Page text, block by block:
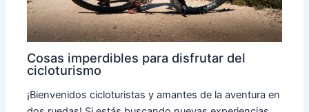
Cosas imperdibles para disfrutar del
cicloturismo
¡Bienvenidos cicloturistas y amantes de la aventura en